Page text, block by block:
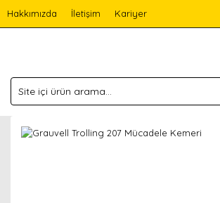
Hakkımızda İletişim Kariyer